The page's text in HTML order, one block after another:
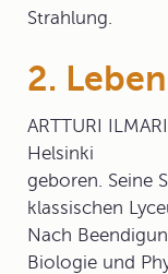
Strahlung.
2.
ARTTURI
Helsinki
geboren. Seine
klassischen
Nach
Biologie und